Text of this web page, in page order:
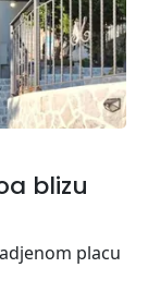
blizu
placu